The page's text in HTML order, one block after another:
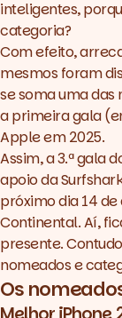
inteligentes,
categoria?
Com efeito,
mesmos foram
se soma uma
a primeira gala
Appleem 2025.
Assim, a 3.ª gala
apoio da
próximo dia 14
Continental. Aí,
presente.
nomeados e
Os